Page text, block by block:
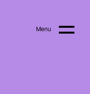
Menu